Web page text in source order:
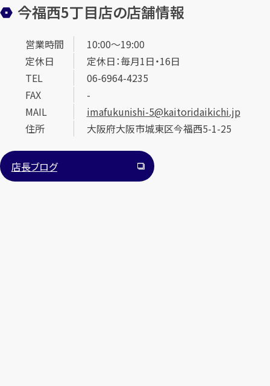
今福西5丁目店の店舗情報
営業時間
10:00～19:00
定休日
定休日：毎月1日・16日
TEL
06-6964-4235
FAX
-
MAIL
imafukunishi-5@kaitoridaikichi.jp
住所
大阪府大阪市城東区今福西5-1-25
店長ブログ